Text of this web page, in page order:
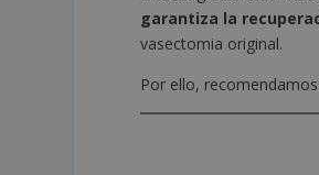
garantiza la
vasectomia original.
Por ello,